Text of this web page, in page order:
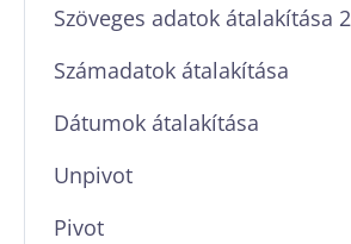
Szöveges adatok átalakítása 2
Számadatok átalakítása
Dátumok átalakítása
Unpivot
Pivot